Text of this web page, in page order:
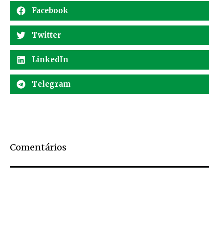
Facebook
Twitter
LinkedIn
Telegram
Comentários